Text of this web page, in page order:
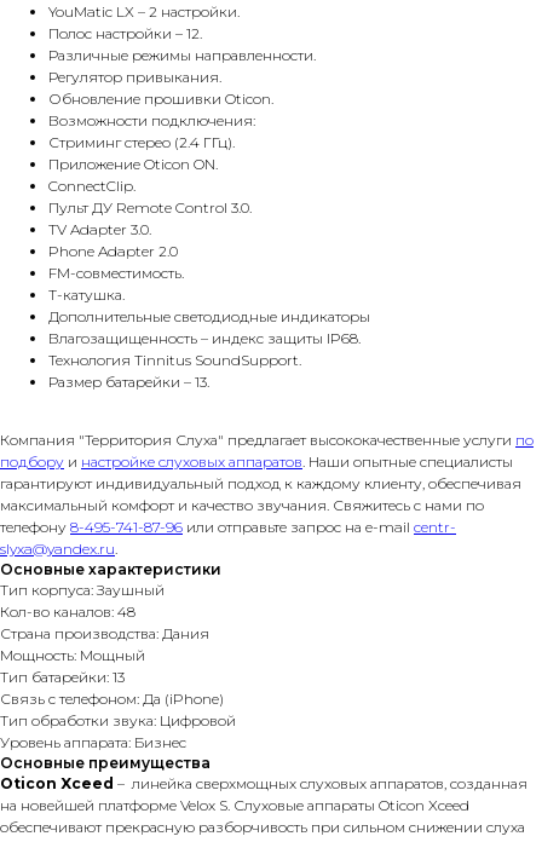
YouMatic LX – 2 настройки.
Полос настройки – 12.
Различные режимы направленности.
Регулятор привыкания.
Обновление прошивки Oticon.
Возможности подключения:
Стриминг стерео (2.4 ГГц).
Приложение Oticon ON.
ConnectClip.
Пульт ДУ Remote Control 3.0.
TV Adapter 3.0.
Phone Adapter 2.0
FM-совместимость.
Т-катушка.
Дополнительные светодиодные индикаторы
Влагозащищенность – индекс защиты IP68.
Технология Tinnitus SoundSupport.
Размер батарейки – 13.
Компания "Территория Слуха" предлагает высококачественные услуги по
подбору и настройке слуховых аппаратов. Наши опытные специалисты
гарантируют индивидуальный подход к каждому клиенту, обеспечивая
максимальный комфорт и качество звучания. Свяжитесь с нами по
телефону 8-495-741-87-96 или отправьте запрос на e-mail centr-
slyxa@yandex.ru.
Основные характеристики
Тип корпуса: Заушный
Кол-во каналов: 48
Страна производства: Дания
Мощность: Мощный
Тип батарейки: 13
Связь с телефоном: Да (iPhone)
Тип обработки звука: Цифровой
Уровень аппарата: Бизнес
Основные преимущества
Oticon Xceed – линейка сверхмощных слуховых аппаратов, созданная
на новейшей платформе Velox S. Слуховые аппараты Oticon Xceed
обеспечивают прекрасную разборчивость при сильном снижении слуха